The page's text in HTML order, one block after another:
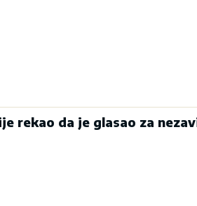
rekao da je glasao za